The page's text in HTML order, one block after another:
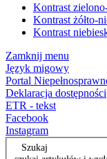
Kontrast
Kontrast żółto-
Kontrast
Zamknij menu
Język migowy
Portal
Deklaracja dostępności
ETR - tekst
Facebook
Instagram
Szukaj